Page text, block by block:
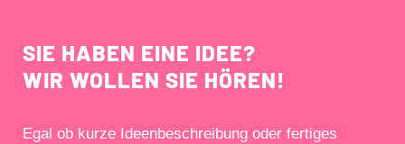
SIE HABEN EINE IDEE?
WIR WOLLEN SIE HÖREN!
Egal ob kurze Ideenbeschreibung oder fertiges